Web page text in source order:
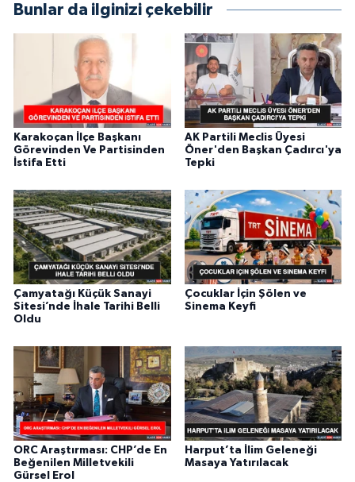
Bunlar da ilginizi çekebilir
Karakoçan İlçe Başkanı
Görevinden Ve Partisinden
İstifa Etti
AK Partili Meclis Üyesi
Öner'den Başkan Çadırcı'ya
Tepki
Çamyatağı Küçük Sanayi
Sitesi’nde İhale Tarihi Belli
Oldu
Çocuklar İçin Şölen ve
Sinema Keyfi
ORC Araştırması: CHP’de En
Beğenilen Milletvekili
Gürsel Erol
Harput’ta İlim Geleneği
Masaya Yatırılacak